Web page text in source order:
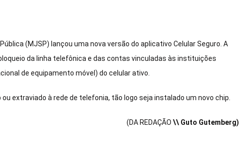
(MJSP) lançou uma nova versão do aplicativo Celular Seguro. A
da linha telefônica e das contas vinculadas às instituições
de equipamento móvel) do celular ativo.
extraviado à rede de telefonia, tão logo seja instalado um novo chip.
(DA REDAÇÃO \\ Guto Gutemberg)